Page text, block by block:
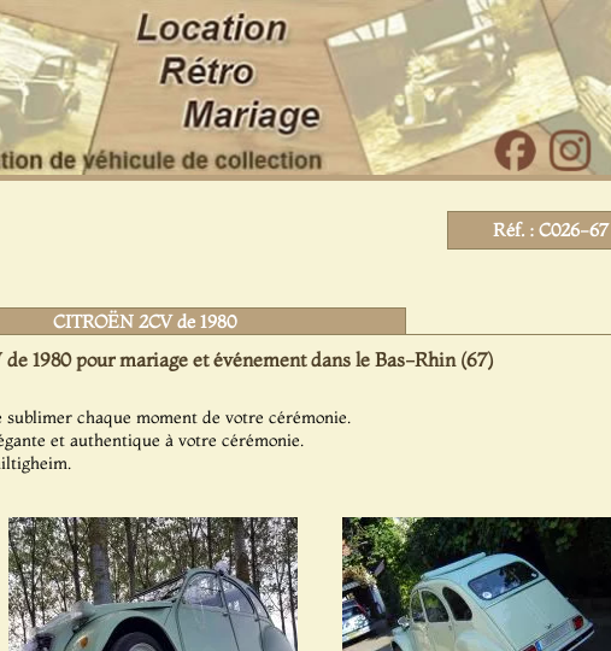
Réf. : C026-67
CITROËN 2CV de 1980
1980 pour mariage et événement dans le Bas-Rhin (67)
chaque moment de votre cérémonie.
et authentique à votre cérémonie.